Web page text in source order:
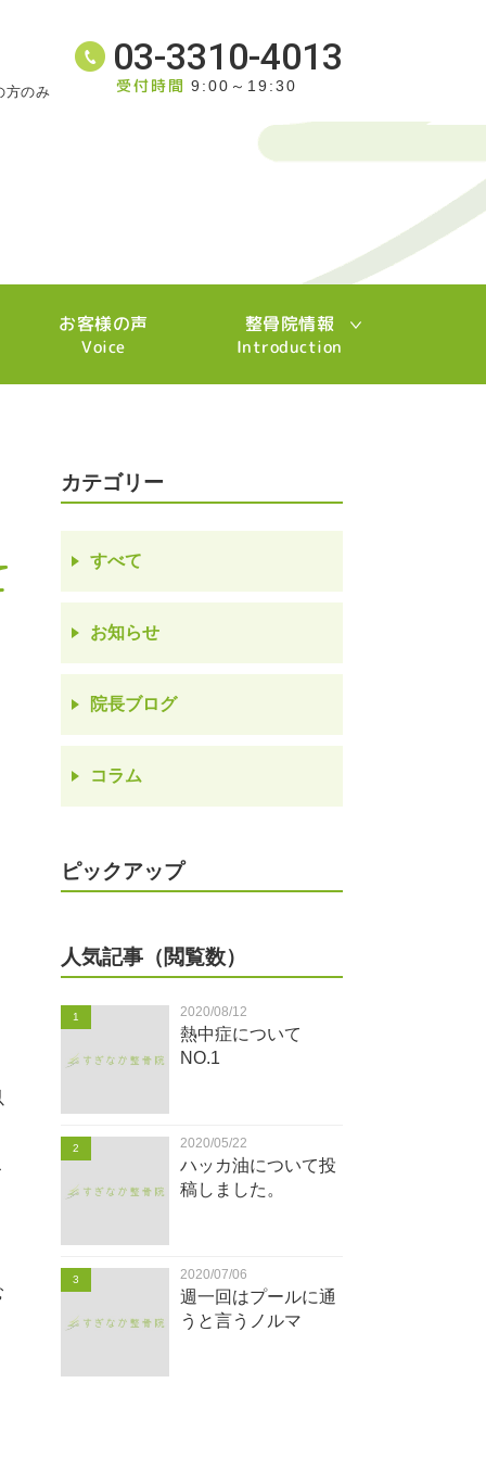
方のみ
03-3310-4013
受付時間 9:00～19:30
お客様の声
Voice
整骨院情報
Introduction
カテゴリー
すべて
お知らせ
院長ブログ
コラム
ピックアップ
人気記事（閲覧数）
1 2020/08/12
熱中症について
NO.1
2 2020/05/22
ハッカ油について投
稿しました。
3 2020/07/06
週一回はプールに通
うと言うノルマ